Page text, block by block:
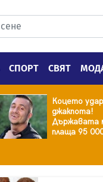
СПОРТ СВЯТ
Коцето
джакпота!
Държавата
плаща 95